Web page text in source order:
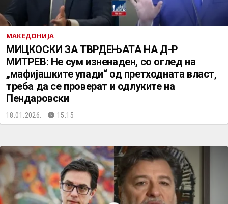
МАКЕДОНИЈА
МИЦКОСКИ ЗА ТВРДЕЊАТА НА Д-Р
МИТРЕВ: Не сум изненаден, со оглед на
„мафијашките упади“ од претходната власт,
треба да се проверат и одлуките на
Пендаровски
18.01.2026. 15:15